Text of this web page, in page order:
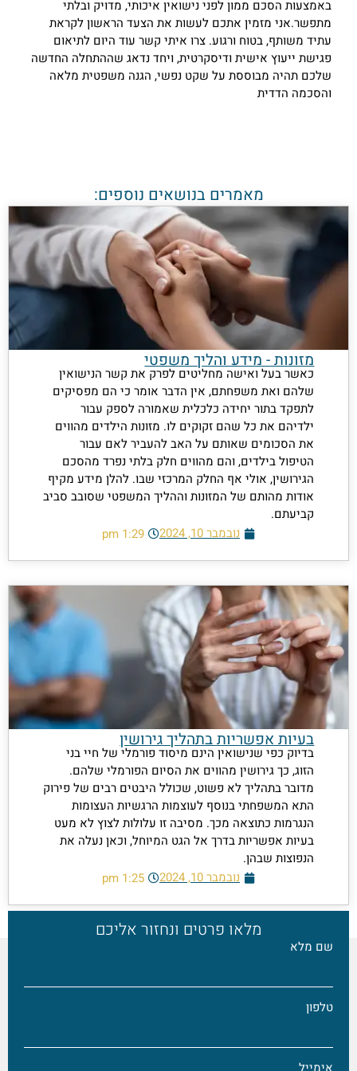
הסכם ממון לפני נישואין איכותי, מדויק ובלתי
מזמין אתכם לעשות את הצעד הראשון לקראת
משותף, בטוח ורגוע. צרו איתי קשר עוד היום לתיאום
ייעוץ אישית ודיסקרטית, ויחד נדאג שההתחלה החדשה
תהיה מבוססת על שקט נפשי, הגנה משפטית מלאה
הדדית
מאמרים בנושאים נוספים:
מזונות - מידע והליך משפטי
כאשר בעל ואישה מחליטים לפרק את קשר הנישואין
שלהם ואת משפחתם, אין הדבר אומר כי הם מפסיקים
לתפקד בתור יחידה כלכלית שאמורה לספק עבור
ילדיהם את כל שהם זקוקים לו. מזונות הילדים מהווים
את הסכומים שאותם על האב להעביר לאם עבור
הטיפול בילדים, והם מהווים חלק בלתי נפרד מהסכם
הגירושין, אולי אף החלק המרכזי שבו. להלן מידע מקיף
אודות מהותם של המזונות וההליך המשפטי שסובב סביב
קביעתם.
נובמבר 10, 2024
1:29 pm
בעיות אפשריות בתהליך גירושין
בדיוק כפי שנישואין הינם מיסוד פורמלי של חיי בני
הזוג, כך גירושין מהווים את הסיום הפורמלי שלהם.
מדובר בתהליך לא פשוט, שכולל היבטים רבים של פירוק
התא המשפחתי בנוסף לעוצמות הרגשיות העצומות
הנגרמות כתוצאה מכך. מסיבה זו עלולות לצוץ לא מעט
בעיות אפשריות בדרך אל הגט המיוחל, וכאן נעלה את
הנפוצות שבהן.
נובמבר 10, 2024
1:25 pm
מלאו פרטים ונחזור אליכם
מלא